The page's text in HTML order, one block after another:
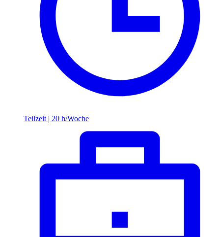
Teilzeit | 20 h/Woche